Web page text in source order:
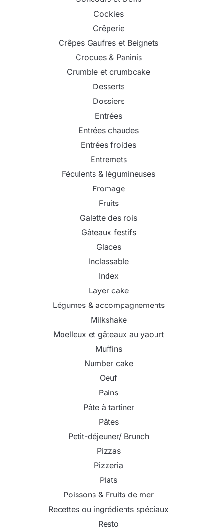
Cookies
Crêperie
Crêpes Gaufres et Beignets
Croques & Paninis
Crumble et crumbcake
Desserts
Dossiers
Entrées
Entrées chaudes
Entrées froides
Entremets
Féculents & légumineuses
Fromage
Fruits
Galette des rois
Gâteaux festifs
Glaces
Inclassable
Index
Layer cake
Légumes & accompagnements
Milkshake
Moelleux et gâteaux au yaourt
Muffins
Number cake
Oeuf
Pains
Pâte à tartiner
Pâtes
Petit-déjeuner/ Brunch
Pizzas
Pizzeria
Plats
Poissons & Fruits de mer
Recettes ou ingrédients spéciaux
Resto